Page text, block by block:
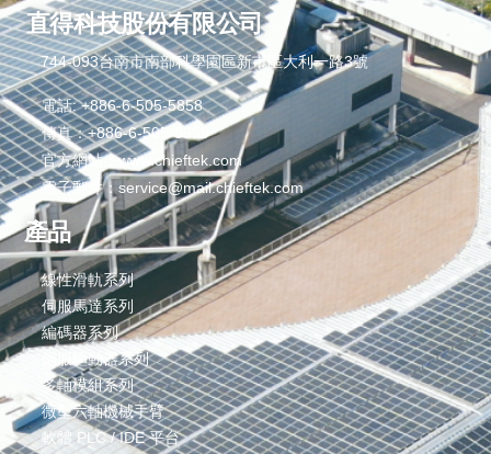
直得科技股份有限公司
744-093台南市南部科學園區新市區大利一路3號
電話: +886-6-505-5858
傳真：+886-6-505-5959
官方網站：www.chieftek.com
電子郵件：service@mail.chieftek.com
產品
線性滑軌系列
伺服馬達系列
編碼器系列
伺服驅動器系列
多軸模組系列
微型六軸機械手臂
軟體 PLC / IDE 平台